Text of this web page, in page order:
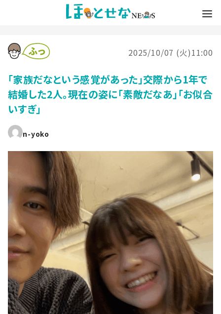
2025/10/07 (火)11:00
「家族だなという感覚があった」交際から1年で
結婚した2人。現在の姿に「素敵だなあ」「お似合
いすぎ」
n-yoko